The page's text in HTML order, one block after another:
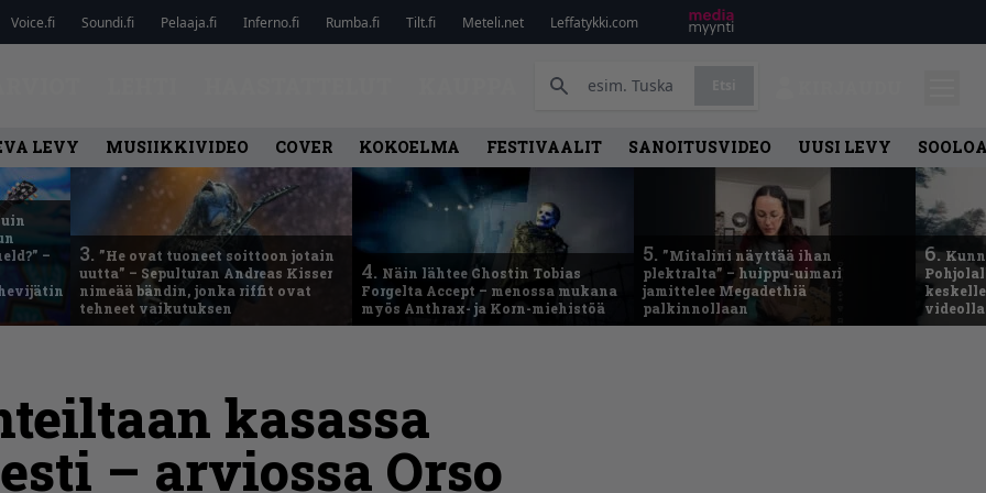
Voice.fi Soundi.fi Pelaaja.fi Inferno.fi Rumba.fi Tilt.fi Meteli.net Leffatykki.com
LEVY MUSIIKKIVIDEO COVER KOKOELMA FESTIVAALIT SANOITUSVIDEO UUSI LEVY
–
3. ”He ovat tuoneet soittoon jotain
uutta” – Sepulturan Andreas Kisser
nimeää bändin, jonka riffit ovat
tehneet vaikutuksen
4. Näin lähtee Ghostin Tobias
Forgelta Accept – menossa mukana
myös Anthrax- ja Korn-miehistöä
5. ”Mitalini näyttää ihan
plektralta” – huippu-uimari
jamittelee Megadethiä
palkinnollaan
6.
kasassa
– arviossa Orso